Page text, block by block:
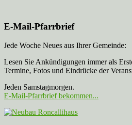
E-Mail-Pfarrbrief
Jede Woche Neues aus Ihrer Gemeinde:
Lesen Sie Ankündigungen immer als
Termine, Fotos und Eindrücke der
Jeden Samstagmorgen.
E-Mail-Pfarrbrief bekommen...